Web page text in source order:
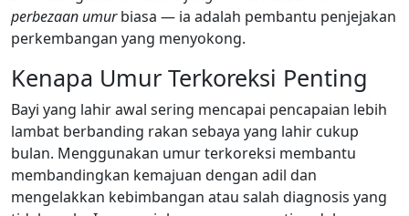
perbezaan umurbiasa — ia adalah pembantu penjejakan
perkembangan yang menyokong.
Kenapa Umur Terkoreksi Penting
Bayi yang lahir awal sering mencapai pencapaian lebih
lambat berbanding rakan sebaya yang lahir cukup
bulan. Menggunakan umur terkoreksi membantu
membandingkan kemajuan dengan adil dan
mengelakkan kebimbangan atau salah diagnosis yang